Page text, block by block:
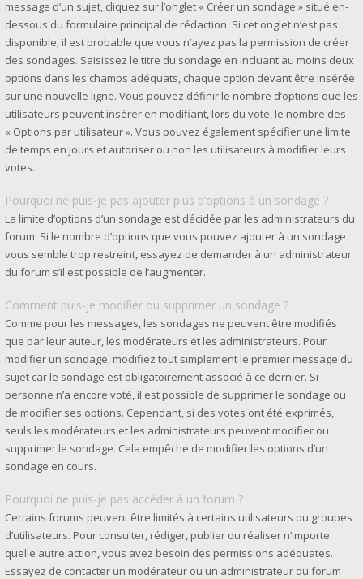
message d’un sujet, cliquez sur l’onglet « Créer un sondage » situé en-
dessous du formulaire principal de rédaction. Si cet onglet n’est pas
disponible, il est probable que vous n’ayez pas la permission de créer
des sondages. Saisissez le titre du sondage en incluant au moins deux
options dans les champs adéquats, chaque option devant être insérée
sur une nouvelle ligne. Vous pouvez définir le nombre d’options que les
utilisateurs peuvent insérer en modifiant, lors du vote, le nombre des
« Options par utilisateur ». Vous pouvez également spécifier une limite
de temps en jours et autoriser ou non les utilisateurs à modifier leurs
votes.
Pourquoi ne puis-je pas ajouter plus d’options à un sondage ?
La limite d’options d’un sondage est décidée par les administrateurs du
forum. Si le nombre d’options que vous pouvez ajouter à un sondage
vous semble trop restreint, essayez de demander à un administrateur
du forum s’il est possible de l’augmenter.
Comment puis-je modifier ou supprimer un sondage ?
Comme pour les messages, les sondages ne peuvent être modifiés
que par leur auteur, les modérateurs et les administrateurs. Pour
modifier un sondage, modifiez tout simplement le premier message du
sujet car le sondage est obligatoirement associé à ce dernier. Si
personne n’a encore voté, il est possible de supprimer le sondage ou
de modifier ses options. Cependant, si des votes ont été exprimés,
seuls les modérateurs et les administrateurs peuvent modifier ou
supprimer le sondage. Cela empêche de modifier les options d’un
sondage en cours.
Pourquoi ne puis-je pas accéder à un forum ?
Certains forums peuvent être limités à certains utilisateurs ou groupes
d’utilisateurs. Pour consulter, rédiger, publier ou réaliser n’importe
quelle autre action, vous avez besoin des permissions adéquates.
Essayez de contacter un modérateur ou un administrateur du forum